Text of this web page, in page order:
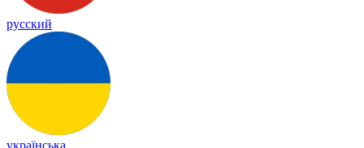
русский
українська